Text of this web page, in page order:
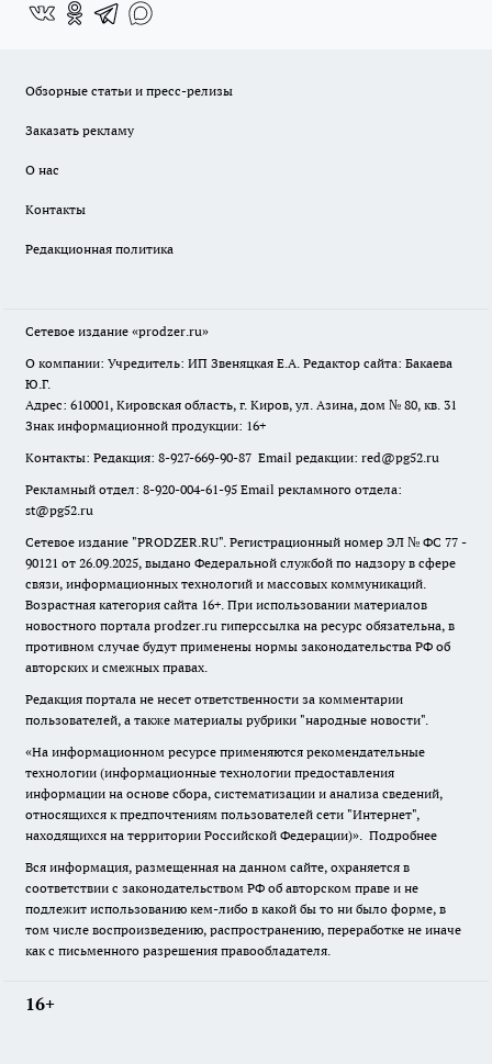
Обзорные статьи и пресс-релизы
Заказать рекламу
О нас
Контакты
Редакционная политика
Сетевое издание «prodzer.ru»
О компании: Учредитель: ИП Звеняцкая Е.А. Редактор сайта: Бакаева
Ю.Г.
Адрес: 610001, Кировская область, г. Киров, ул. Азина, дом № 80, кв. 31
Знак информационной продукции: 16+
Контакты: Редакция: 8-927-669-90-87 Email редакции: red@pg52.ru
Рекламный отдел: 8-920-004-61-95 Email рекламного отдела:
st@pg52.ru
Сетевое издание "PRODZER.RU". Регистрационный номер ЭЛ № ФС 77 -
90121 от 26.09.2025, выдано Федеральной службой по надзору в сфере
связи, информационных технологий и массовых коммуникаций.
Возрастная категория сайта 16+. При использовании материалов
новостного портала prodzer.ru гиперссылка на ресурс обязательна, в
противном случае будут применены нормы законодательства РФ об
авторских и смежных правах.
Редакция портала не несет ответственности за комментарии
пользователей, а также материалы рубрики "народные новости".
«На информационном ресурсе применяются рекомендательные
технологии (информационные технологии предоставления
информации на основе сбора, систематизации и анализа сведений,
относящихся к предпочтениям пользователей сети "Интернет",
находящихся на территории Российской Федерации)». Подробнее
Вся информация, размещенная на данном сайте, охраняется в
соответствии с законодательством РФ об авторском праве и не
подлежит использованию кем-либо в какой бы то ни было форме, в
том числе воспроизведению, распространению, переработке не иначе
как с письменного разрешения правообладателя.
16+